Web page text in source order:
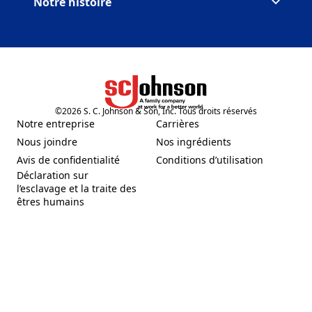
(Opens in a new tab)
©2026S. C. Johnson & Son, Inc. Tous droits réservés
Notre entreprise
(Opens in a new tab)
Nous joindre
(Opens in a new tab)
Avis de confidentialité
(Opens in a new tab)
Déclaration sur
l’esclavage et la traite des
êtres humains
(Opens in a new tab)
Carrières
(Opens in a new tab)
Nos ingrédients
(Opens in a new tab)
Conditions d’utilisation
(Opens in a new tab)